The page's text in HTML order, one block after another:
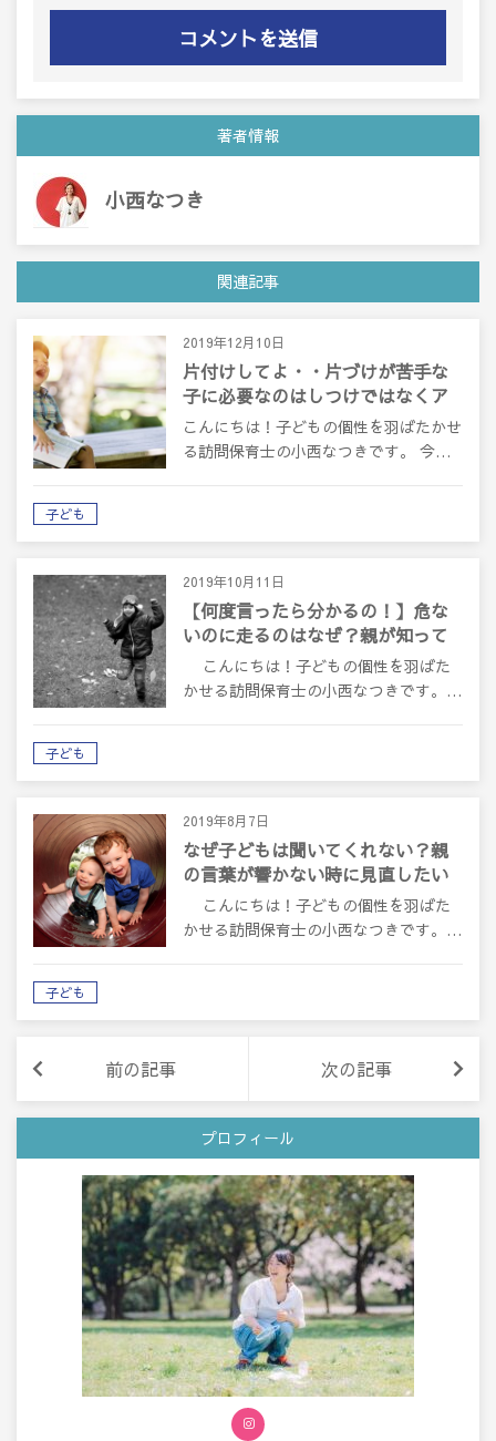
著者情報
小西なつき
関連記事
2019年12月10日
片付けしてよ・・片づけが苦手な
子に必要なのはしつけではなくア
プローチ
こんにちは！子どもの個性を羽ばたかせ
る訪問保育士の小西なつきです。 今…
子ども
2019年10月11日
【何度言ったら分かるの！】危な
いのに走るのはなぜ？親が知って
おきたい子どもの心理
こんにちは！子どもの個性を羽ばた
かせる訪問保育士の小西なつきです。…
子ども
2019年8月7日
なぜ子どもは聞いてくれない？親
の言葉が響かない時に見直したい
こと
こんにちは！子どもの個性を羽ばた
かせる訪問保育士の小西なつきです。…
子ども
前の記事 次の記事
プロフィール